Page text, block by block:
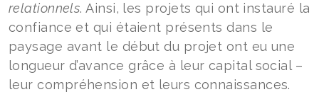
relationnels. Ainsi, les projets qui ont instauré la
confiance et qui étaient présents dans le
paysage avant le début du projet ont eu une
longueur d’avance grâce à leur capital social –
leur compréhension et leurs connaissances.